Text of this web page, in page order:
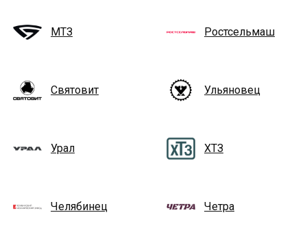
МТЗ Ростсельмаш
Святовит Ульяновец
Урал ХТЗ
Челябинец Четра